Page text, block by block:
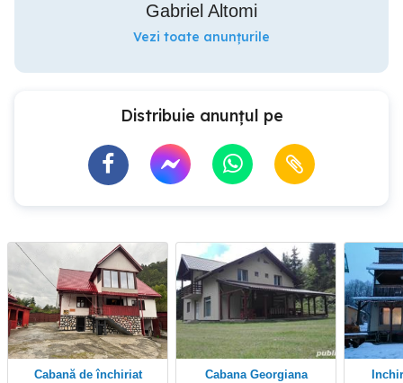
Gabriel Altomi
Vezi toate anunțurile
Distribuie anunțul pe
Cabană de închiriat
Cabana Georgiana
inchiriez cabana la